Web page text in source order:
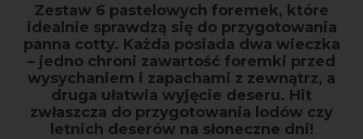
Zestaw 6 pastelowych foremek, które
idealnie sprawdzą się do przygotowania
panna cotty. Każda posiada dwa wieczka
– jedno chroni zawartość foremki przed
wysychaniem i zapachami z zewnątrz, a
druga ułatwia wyjęcie deseru. Hit
zwłaszcza do przygotowania lodów czy
letnich deserów na słoneczne dni!